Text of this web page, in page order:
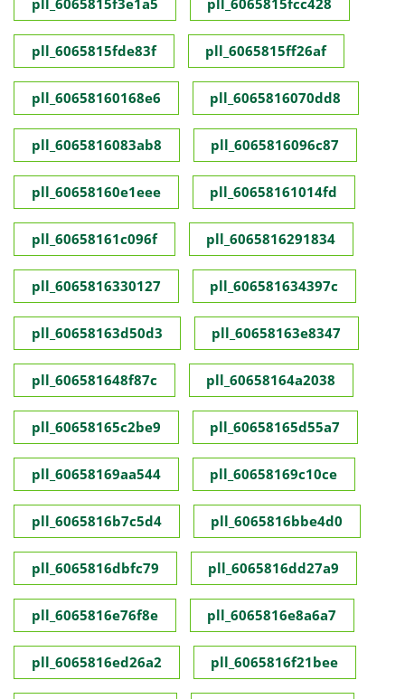
pll_6065815f3e1a5 pll_6065815fcc428
pll_6065815fde83f pll_6065815ff26af
pll_60658160168e6 pll_6065816070dd8
pll_6065816083ab8 pll_6065816096c87
pll_60658160e1eee pll_60658161014fd
pll_60658161c096f pll_6065816291834
pll_6065816330127 pll_606581634397c
pll_60658163d50d3 pll_60658163e8347
pll_606581648f87c pll_60658164a2038
pll_60658165c2be9 pll_60658165d55a7
pll_60658169aa544 pll_60658169c10ce
pll_6065816b7c5d4 pll_6065816bbe4d0
pll_6065816dbfc79 pll_6065816dd27a9
pll_6065816e76f8e pll_6065816e8a6a7
pll_6065816ed26a2 pll_6065816f21bee